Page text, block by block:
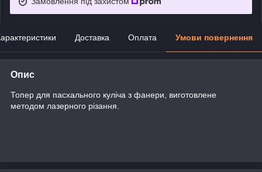
Доставка Оплата Умови повернення
Опис
Топер для пасхального куліча з фанери, виготовлене
методом лазерного різання.